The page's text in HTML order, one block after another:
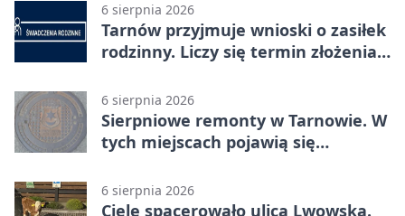
6 sierpnia 2026
Tarnów przyjmuje wnioski o zasiłek
rodzinny. Liczy się termin złożenia
6 sierpnia 2026
Sierpniowe remonty w Tarnowie. W
tych miejscach pojawią się
6 sierpnia 2026
Cielę spacerowało ulicą Lwowską.